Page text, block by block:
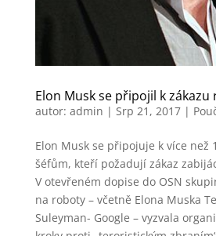
Elon Musk se připojil k
autor: admin | Srp 21, 2017|
Elon Musk se připojuje k více než
šéfům, kteří požadují zákaz
V otevřeném dopise do OSN
na roboty – včetně Elona Muska
Suleyman- Google – vyzvala